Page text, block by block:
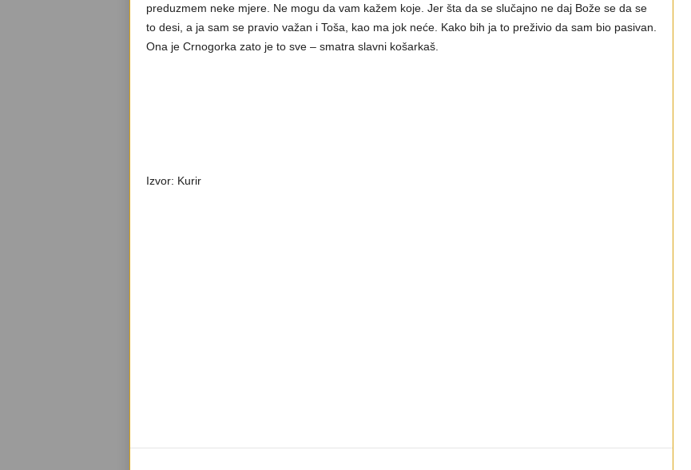
preduzmem neke mjere. Ne mogu da vam kažem koje. Jer šta da se slučajno ne daj Bože se da se
to desi, a ja sam se pravio važan i Toša, kao ma jok neće. Kako bih ja to preživio da sam bio pasivan.
Ona je Crnogorka zato je to sve – smatra slavni košarkaš.
Izvor: Kurir